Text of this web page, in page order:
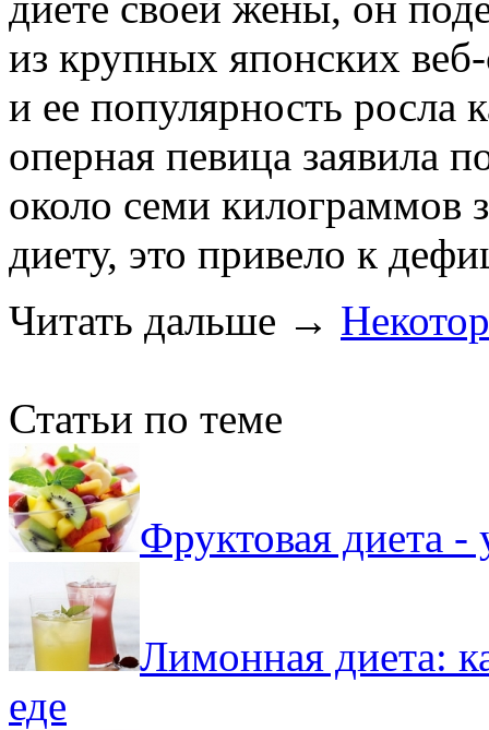
из крупных японских
и ее популярность росла
оперная певица заявила
около семи килограммов
диету, это привело к
Читать дальше →
Статьи по теме
Фруктовая диета -
Лимонная диета:
еде